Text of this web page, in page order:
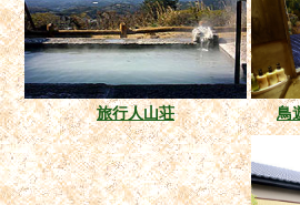
旅行人山荘 鳥